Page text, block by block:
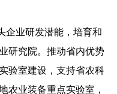
企业研发潜能，培育和
研究院。推动省内优势
验室建设，支持省农科
农业装备重点实验室，